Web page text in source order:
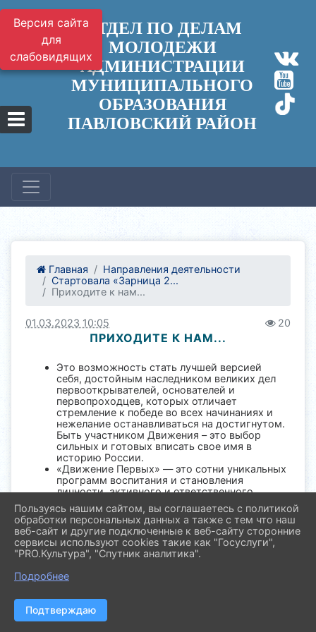
Версия сайта
для
слабовидящих
ОТДЕЛ ПО ДЕЛАМ
МОЛОДЕЖИ
АДМИНИСТРАЦИИ
МУНИЦИПАЛЬНОГО
ОБРАЗОВАНИЯ
ПАВЛОВСКИЙ РАЙОН
Главная
Направления деятельности
Стартовала «Зарница 2...
Приходите к нам...
01.03.2023 10:05 20
ПРИХОДИТЕ К НАМ...
Это возможность стать лучшей версией
себя, достойным наследником великих дел
первооткрывателей, основателей и
первопроходцев, которых отличает
стремление к победе во всех начинаниях и
нежелание останавливаться на достигнутом.
Быть участником Движения – это выбор
сильных и готовых вписать свое имя в
историю России.
«Движение Первых» — это сотни уникальных
программ воспитания и становления
личности, активного и ответственного
молодежного сообщества, для которого
важны уважение к традициям и культурам
народов России, историческая
преемственность и сопричастность с
судьбой страны, в которой главной
ценностью была, есть и будет – семья.
общественно-государственного движения
приходите по адресу ул.Ю.Ленинцев 226 или
звоните по телефону 3-29-20
Пользуясь нашим сайтом, вы соглашаетесь с политикой
обработки персональных данных а также с тем что наш
веб-сайт и другие подключенные к веб-сайту сторонние
сервисы используют cookies такие как "Госуслуги",
"PRO.Культура", "Спутник аналитика".
Подробнее
Подтверждаю